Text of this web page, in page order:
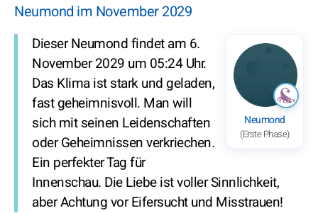
Neumond im November 2029
Neumond
(Erste Phase)
Dieser Neumond findet am 6.
November 2029 um 05:24 Uhr.
Das Klima ist stark und geladen,
fast geheimnisvoll. Man will
sich mit seinen Leidenschaften
oder Geheimnissen verkriechen.
Ein perfekter Tag für
Innenschau. Die Liebe ist voller Sinnlichkeit,
aber Achtung vor Eifersucht und Misstrauen!